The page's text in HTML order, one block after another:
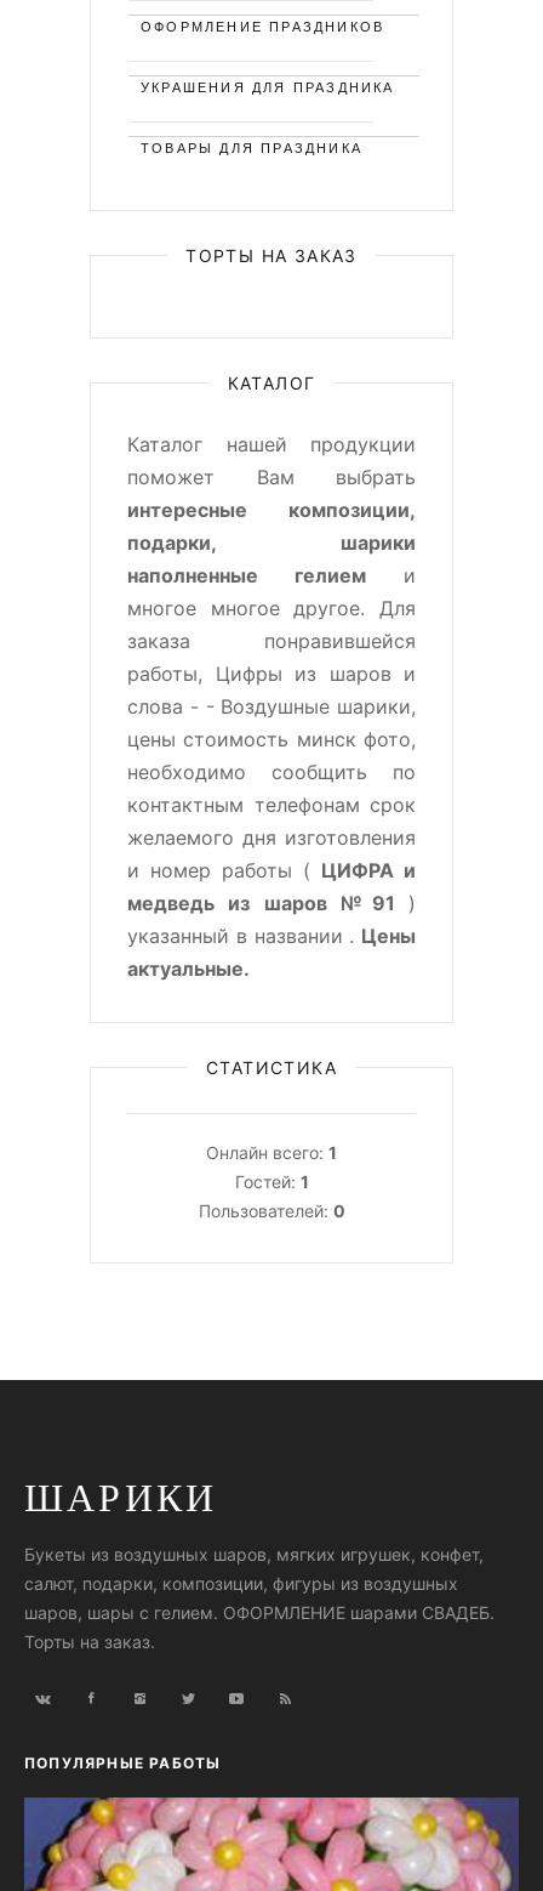
ОФОРМЛЕНИЕ ПРАЗДНИКОВ
УКРАШЕНИЯ ДЛЯ ПРАЗДНИКА
ТОВАРЫ ДЛЯ ПРАЗДНИКА
ТОРТЫ НА ЗАКАЗ
КАТАЛОГ
Каталог нашей продукции
поможет Вам выбрать
интересные композиции,
подарки, шарики
наполненные гелием и
многое многое другое. Для
заказа понравившейся
работы, Цифры из шаров и
слова - - Воздушные шарики,
цены стоимость минск фото,
необходимо сообщить по
контактным телефонам срок
желаемого дня изготовления
и номер работы ( ЦИФРА и
медведь из шаров №91 )
указанный в названии . Цены
актуальные.
СТАТИСТИКА
Онлайн всего: 1
Гостей: 1
Пользователей: 0
ШАРИКИ
Букеты из воздушных шаров, мягких игрушек, конфет,
салют, подарки, композиции, фигуры из воздушных
шаров, шары с гелием. ОФОРМЛЕНИЕ шарами СВАДЕБ.
Торты на заказ.
ПОПУЛЯРНЫЕ РАБОТЫ